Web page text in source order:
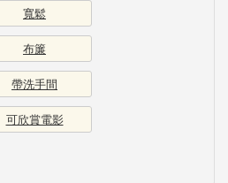
寬鬆
布簾
帶洗手間
可欣賞電影